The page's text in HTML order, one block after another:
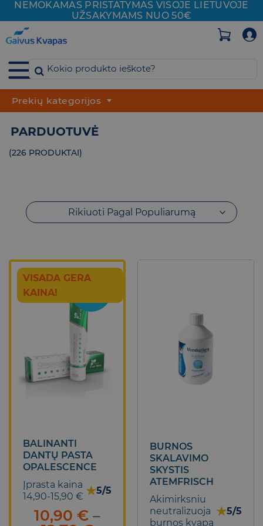
Skip
to
content
NEMOKAMAS PRISTATYMAS VISOJE LIETUVOJE
UŽSAKYMAMS NUO 50€
Prekių kategorijos
PARDUOTUVĖ
(226 PRODUKTAI)
Rikiuoti Pagal Populiarumą
VISADA GERA
KAINA!
BALINANTI
DANTŲ PASTA
OPALESCENCE
Įprasta kaina
14,90-15,90 € ★5/5
10,90 € –
BURNOS
SKALAVIMO
SKYSTIS
ATEMFRISCH
Akimirksniu
neutralizuoja
burnos kvapą
★5/5